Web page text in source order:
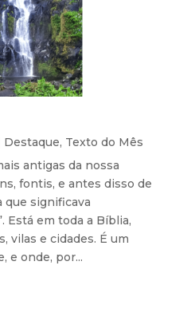
Destaque, Texto do Mês
antigas da nossa
fontis, e antes disso de
que significava
Está em toda a Bíblia,
vilas e cidades. É um
e onde, por...